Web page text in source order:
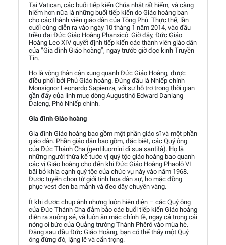
Tại Vatican, các buổi tiếp kiến Chúa nhật rất hiếm, và càng
hiếm hơn nữa là những buổi tiếp kiến do Giáo hoàng ban
cho các thành viên giáo dân của Tông Phủ. Thực thế, lần
cuối cùng diễn ra vào ngày 10 tháng 1 năm 2014, vào đầu
triều đại Đức Giáo Hoàng Phanxicô. Giờ đây, Đức Giáo
Hoàng Leo XIV quyết định tiếp kiến các thành viên giáo dân
của “Gia đình Giáo hoàng”, ngay trước giờ đọc kinh Truyền
Tin.
Họ là vòng thân cận xung quanh Đức Giáo Hoàng, được
điều phối bởi Phủ Giáo hoàng. Đứng đầu là Nhiếp chính
Monsignor Leonardo Sapienza, với sự hỗ trợ trong thời gian
gần đây của linh mục dòng Augustinô Edward Daniang
Daleng, Phó Nhiếp chính.
Gia đình Giáo hoàng
Gia đình Giáo hoàng bao gồm một phần giáo sĩ và một phần
giáo dân. Phần giáo dân bao gồm, đặc biệt, các Quý ông
của Đức Thánh Cha (gentiluomini di sua santità). Họ là
những người thừa kế tước vị quý tộc giáo hoàng bao quanh
các vị Giáo hoàng cho đến khi Đức Giáo Hoàng Phaolô VI
bãi bỏ khía cạnh quý tộc của chức vụ này vào năm 1968.
Được tuyển chọn từ giới tinh hoa dân sự, họ mặc đồng
phục vest đen ba mảnh và đeo dây chuyền vàng.
Ít khi được chụp ảnh nhưng luôn hiện diện – các Quý ông
của Đức Thánh Cha đảm bảo các buổi tiếp kiến Giáo hoàng
diễn ra suông sẻ, và luôn ăn mặc chỉnh tề, ngay cả trong cái
nóng oi bức của Quảng trường Thánh Phêrô vào mùa hè.
Đằng sau đầu Đức Giáo Hoàng, bạn có thể thấy một Quý
ông đứng đó, lặng lẽ và cẩn trọng.